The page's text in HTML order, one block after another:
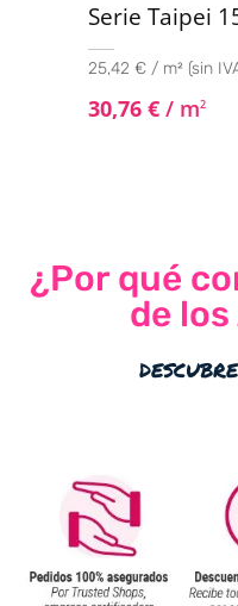
Serie Taipei
25,42 € / m² (sin
30,76 € / m2
¿Por qué
de